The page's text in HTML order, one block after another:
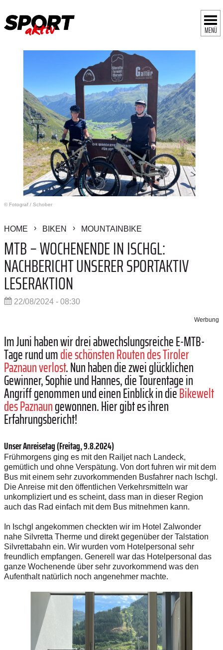
MENÜ
© Fotograf / Schober
HOME BIKEN MOUNTAINBIKE
MTB – WOCHENENDE IN ISCHGL:
NACHBERICHT UNSERER SPORTAKTIV
LESERAKTION
22/08/2024 - 08:30
Werbung
Im Juni haben wir drei abwechslungsreiche E-MTB-
Tage rund umdie schönsten Routen des Tiroler
Paznaun verlost. Nun haben die zwei glücklichen
Gewinner, Sophie und Hannes, die Tourentage in
Angriff genommen und einen Einblick in dieBikewelt
des Paznaungewonnen. Hier gibt es ihren
Erfahrungsbericht!
Unser Anreisetag (Freitag, 9.8.2024)
Frühmorgens ging es mit den Railjet nach Landeck,
gemütlich und ohne Verspätung. Von dort fuhren wir mit dem
Bus mit einem sehr zuvorkommenden Busfahrer nach Ischgl.
Die Anreise mit den öffentlichen Verkehrsmitteln war
unkompliziert und es scheint, dass man in dieser Region
auch das Rad einfach mit dem Bus mitnehmen kann.
In Ischgl angekommen checkten wir im Hotel Zalwonder
nahe Silvretta Therme und direkt gegenüber der Talstation
Silvrettabahn ein. Wir wurden vom Hotelpersonal sehr
freundlich empfangen. Generell war das Hotelpersonal das
ganze Wochenende über sehr zuvorkommend was den
Aufenthalt natürlich noch angenehmer machte.